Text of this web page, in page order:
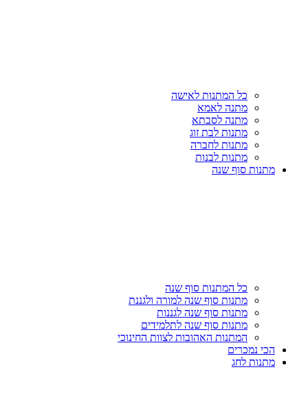
כל המתנות לאישה
מתנה לאמא
מתנה לסבתא
מתנות לבת זוג
מתנות לחברה
מתנות לבנות
מתנות סוף שנה
כל המתנות סוף שנה
מתנות סוף שנה למורה ולגננת
מתנות סוף שנה לגננות
מתנות סוף שנה לתלמידים
המתנות האהובות לצוות החינוכי
הכי נמכרים
מתנות לחג